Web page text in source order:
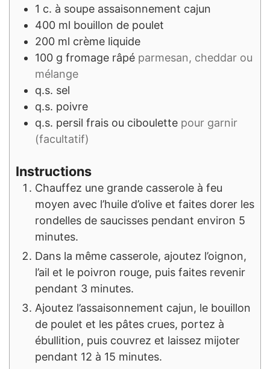
1 c. à soupe assaisonnement cajun
400 ml bouillon de poulet
200 ml crème liquide
100 g fromage râpé parmesan, cheddar ou
mélange
q.s. sel
q.s. poivre
q.s. persil frais ou ciboulette pour garnir
(facultatif)
Instructions
Chauffez une grande casserole à feu
moyen avec l’huile d’olive et faites dorer les
rondelles de saucisses pendant environ 5
minutes.
Dans la même casserole, ajoutez l’oignon,
l’ail et le poivron rouge, puis faites revenir
pendant 3 minutes.
Ajoutez l’assaisonnement cajun, le bouillon
de poulet et les pâtes crues, portez à
ébullition, puis couvrez et laissez mijoter
pendant 12 à 15 minutes.